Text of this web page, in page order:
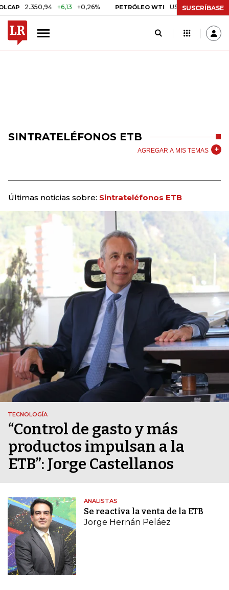
2.350,94 +6,13 +0,26% PETRÓLEO WTI US$ 78,01 US$ 2,92
SUSCRÍBASE
SINTRATELÉFONOS ETB
AGREGAR A MIS TEMAS
Últimas noticias sobre: Sintrateléfonos ETB
TECNOLOGÍA
“Control de gasto y más
productos impulsan a la
ETB”: Jorge Castellanos
ANALISTAS
Se reactiva la venta de la ETB
Jorge Hernán Peláez